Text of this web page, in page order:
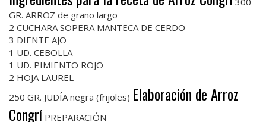
GR. ARROZ de grano largo
2 CUCHARA SOPERA MANTECA DE CERDO
3 DIENTE AJO
1 UD. CEBOLLA
1 UD. PIMIENTO ROJO
2 HOJA LAUREL
250 GR. JUDÍA negra (frijoles) Elaboración de Arroz
Congrí PREPARACIÓN